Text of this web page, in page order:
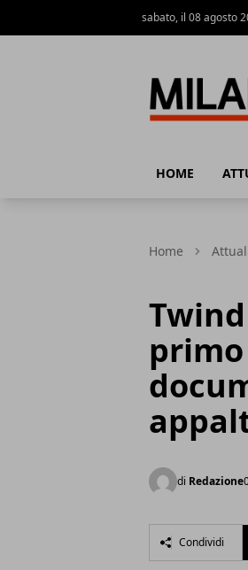
sabato, il 08 agosto
HOME
Home
di Redazione
Condividi